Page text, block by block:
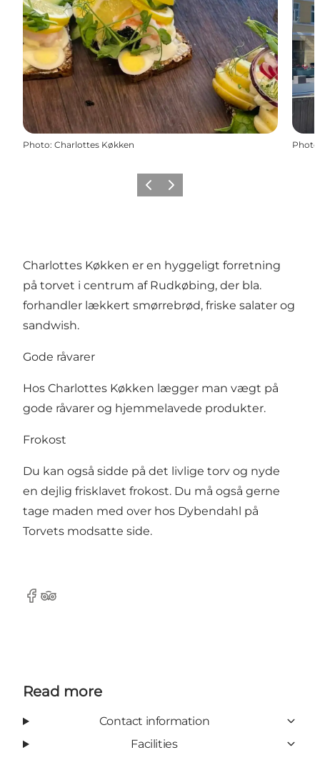
Photo: Charlottes Køkken Photo
Previous
Next
Charlottes Køkken er en hyggeligt forretning
på torvet i centrum af Rudkøbing, der bla.
forhandler lækkert smørrebrød, friske salater og
sandwish.
Gode råvarer
Hos Charlottes Køkken lægger man vægt på
gode råvarer og hjemmelavede produkter.
Frokost
Du kan også sidde på det livlige torv og nyde
en dejlig frisklavet frokost. Du må også gerne
tage maden med over hos Dybendahl på
Torvets modsatte side.
Facebook
Tripadvisor
Read more
Contact information
Facilities